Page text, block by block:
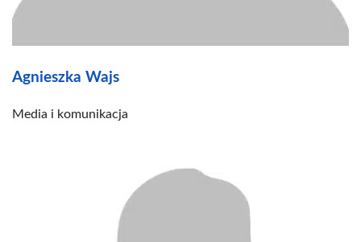
Agnieszka Wajs
Media i komunikacja